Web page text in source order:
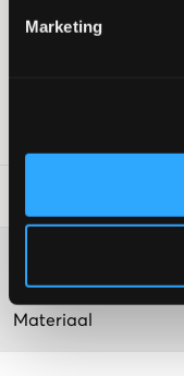
Marketing
Zakken
Materiaal